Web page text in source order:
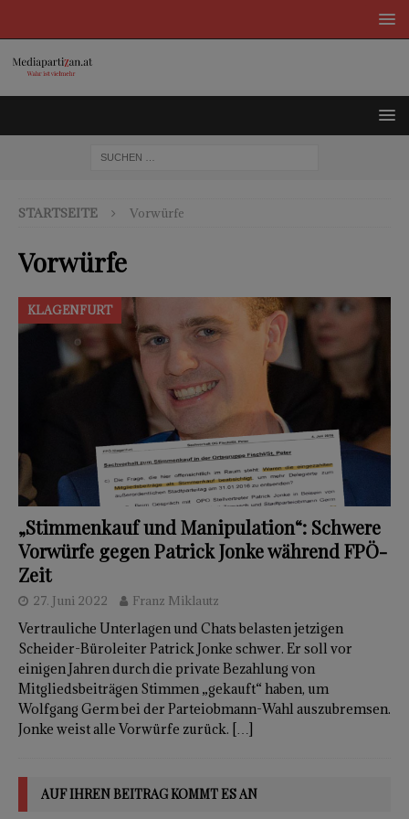
STARTSEITE Vorwürfe
Vorwürfe
KLAGENFURT
„Stimmenkauf und Manipulation“: Schwere
Vorwürfe gegen Patrick Jonke während FPÖ-
Zeit
27. Juni 2022 Franz Miklautz
Vertrauliche Unterlagen und Chats belasten jetzigen
Scheider-Büroleiter Patrick Jonke schwer. Er soll vor
einigen Jahren durch die private Bezahlung von
Mitgliedsbeiträgen Stimmen „gekauft“ haben, um
Wolfgang Germ bei der Parteiobmann-Wahl auszubremsen.
Jonke weist alle Vorwürfe zurück. […]
AUF IHREN BEITRAG KOMMT ES AN